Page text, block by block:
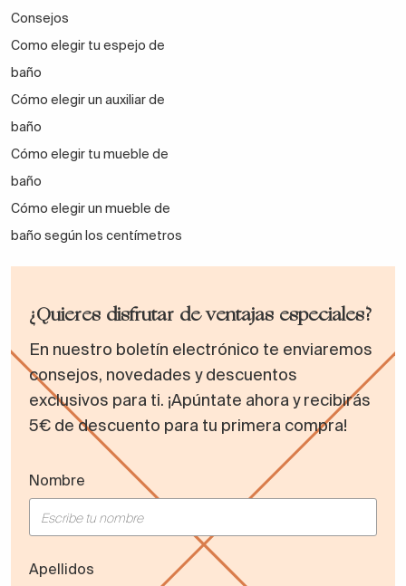
Consejos
Como elegir tu espejo de
baño
Cómo elegir un auxiliar de
baño
Cómo elegir tu mueble de
baño
Cómo elegir un mueble de
baño según los centímetros
¿Quieres disfrutar de ventajas especiales?
En nuestro boletín electrónico te enviaremos
consejos, novedades y descuentos
exclusivos para ti. ¡Apúntate ahora y recibirás
5€ de descuento para tu primera compra!
Nombre
Apellidos